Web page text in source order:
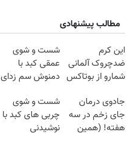
مطالب پیشنهادی
این کرم
ضدچروک آلمانی
شمارو از بوتاکس
(تخفیف تا
امشب)
شست و شوی
عمقی کبد با
دمنوش سم زدای
جادوی درمان
جای زخم در سه
هفته! (همین
شست و شوی
چربی های کبد با
نوشیدنی